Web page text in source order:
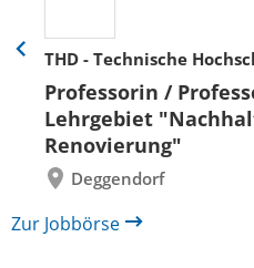
THD - Technische
Professorin /
Lehrgebiet
Renovierung"
Deggendorf
Eine
zurück
Zur Jobbörse